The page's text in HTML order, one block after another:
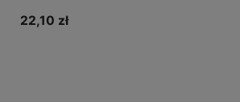
22,10 zł